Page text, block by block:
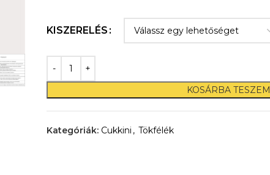
KISZERELÉS
KOSÁRBA TESZEM
Kategóriák: Cukkini , Tökfélék